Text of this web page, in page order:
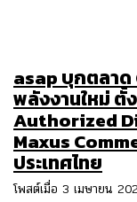
asap บุกตลาด
พลังงานใหม่ ตั้
Authorized
Maxus
ประเทศไทย
โพสต์เมื่อ 3 เมษายน